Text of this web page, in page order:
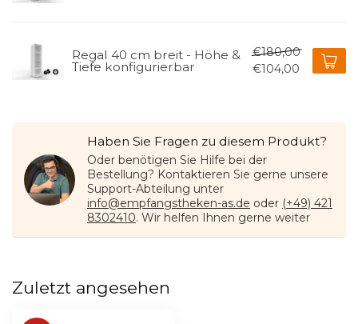
Regal 40 cm breit - Höhe &
Tiefe konfigurierbar
€180,00
€104,00
Haben Sie Fragen zu diesem Produkt?
Oder benötigen Sie Hilfe bei der
Bestellung? Kontaktieren Sie gerne unsere
Support-Abteilung unter
info@empfangstheken-as.de oder (+49) 421
8302410. Wir helfen Ihnen gerne weiter
Zuletzt angesehen